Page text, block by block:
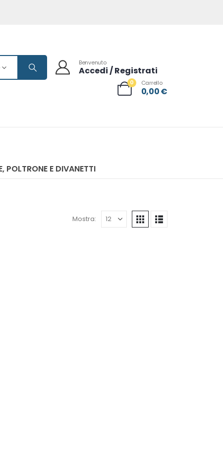
Benvenuto
Accedi / Registrati
0 Carrello
0,00€
POLTRONE E DIVANETTI
Mostra: